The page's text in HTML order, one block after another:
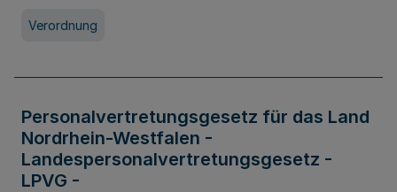
Verordnung
Personalvertretungsgesetz für das Land
Nordrhein-Westfalen -
Landespersonalvertretungsgesetz -
LPVG -